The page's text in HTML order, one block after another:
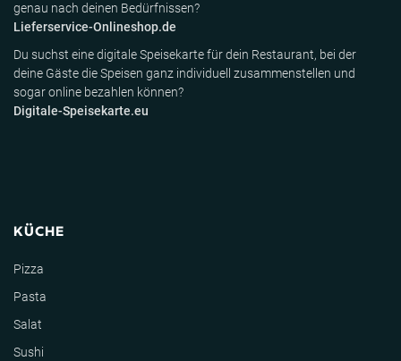
genau nach deinen Bedürfnissen?
Lieferservice-Onlineshop.de
Du suchst eine digitale Speisekarte für dein Restaurant, bei der
deine Gäste die Speisen ganz individuell zusammenstellen und
sogar online bezahlen können?
Digitale-Speisekarte.eu
KÜCHE
Pizza
Pasta
Salat
Sushi